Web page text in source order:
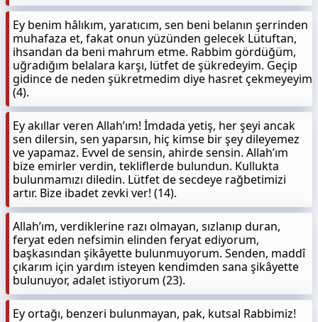
Ey benim hâlıkım, yaratıcım, sen beni belanın şerrinden
muhafaza et, fakat onun yüzünden gelecek Lütuftan,
ihsandan da beni mahrum etme. Rabbim gördüğüm,
uğradığım belalara karşı, lütfet de şükredeyim. Geçip
gidince de neden şükretmedim diye hasret çekmeyeyim
(4).
Ey akıllar veren Allah’ım! İmdada yetiş, her şeyi ancak
sen dilersin, sen yaparsın, hiç kimse bir şey dileyemez
ve yapamaz. Evvel de sensin, ahirde sensin. Allah’ım
bize emirler verdin, tekliflerde bulundun. Kullukta
bulunmamızı diledin. Lütfet de secdeye rağbetimizi
artır. Bize ibadet zevki ver! (14).
Allah’ım, verdiklerine razı olmayan, sızlanıp duran,
feryat eden nefsimin elinden feryat ediyorum,
başkasından şikâyette bulunmuyorum. Senden, maddî
çıkarım için yardım isteyen kendimden sana şikâyette
bulunuyor, adalet istiyorum (23).
Ey ortağı, benzeri bulunmayan, pak, kutsal Rabbimiz!